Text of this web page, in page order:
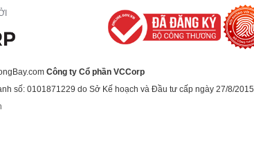
Công ty Cổ phần VCCorp
số: 0101871229 do Sở Kế hoạch và Đầu tư cấp ngày 27/8/2015